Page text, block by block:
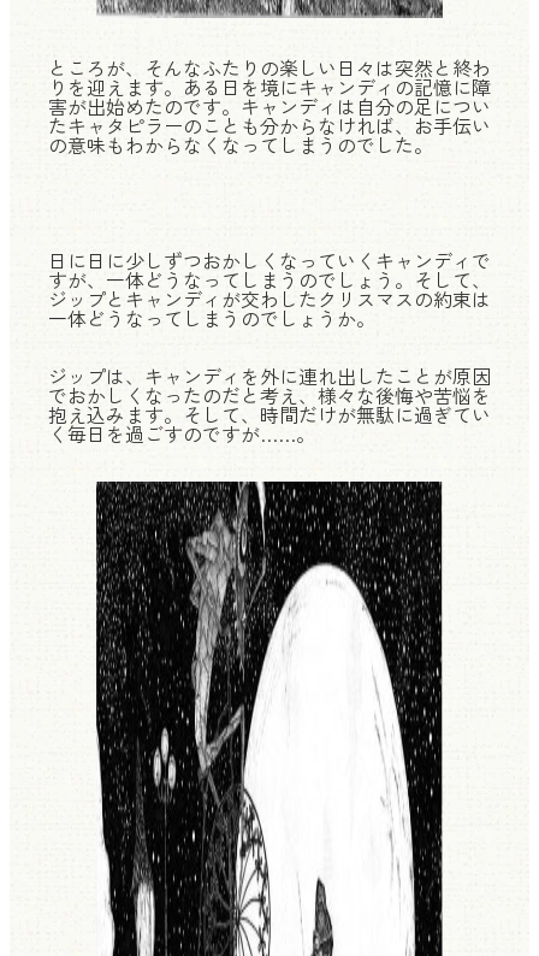
ところが、そんなふたりの楽しい日々は突然と終わ
りを迎えます。ある日を境にキャンディの記憶に障
害が出始めたのです。キャンディは自分の足につい
たキャタピラーのことも分からなければ、お手伝い
の意味もわからなくなってしまうのでした。
日に日に少しずつおかしくなっていくキャンディで
すが、一体どうなってしまうのでしょう。そして、
ジップとキャンディが交わしたクリスマスの約束は
一体どうなってしまうのでしょうか。
ジップは、キャンディを外に連れ出したことが原因
でおかしくなったのだと考え、様々な後悔や苦悩を
抱え込みます。そして、時間だけが無駄に過ぎてい
く毎日を過ごすのですが……。